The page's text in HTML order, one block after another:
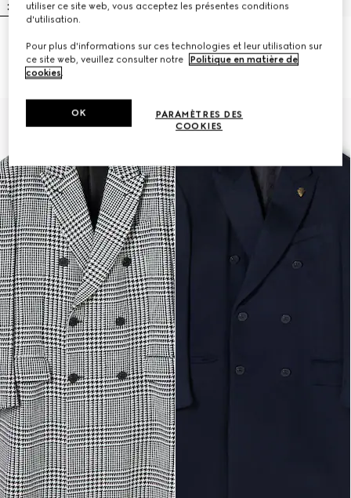
Manteau en faille d'acétate et de
€ 2.700
Manteau en laine GG
€ 3.100
Runway
utiliser ce site web, vous acceptez les présentes conditions
d'utilisation.
Pour plus d'informations sur ces technologies et leur utilisation sur
ce site web, veuillez consulter notre
Politique en matière de
cookies.
PARAMÈTRES DES
COOKIES
OK